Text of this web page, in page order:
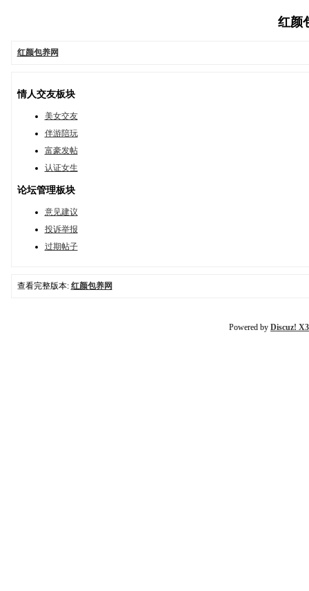
红颜
红颜包养网
情人交友板块
美女交友
伴游陪玩
富豪发帖
认证女生
论坛管理板块
意见建议
投诉举报
过期帖子
查看完整版本: 红颜包养网
Powered by Discuz!